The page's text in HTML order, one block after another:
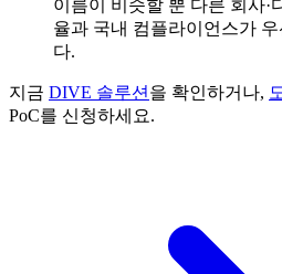
이름이 비슷할 뿐 다른 회사·
율과 국내 컴플라이언스가
다.
지금 DIVE 솔루션 을 확인하거나,
PoC를 신청하세요.